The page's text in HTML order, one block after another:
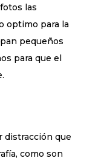
las
optimo para la
pequeños
para que el
distracción que
como son